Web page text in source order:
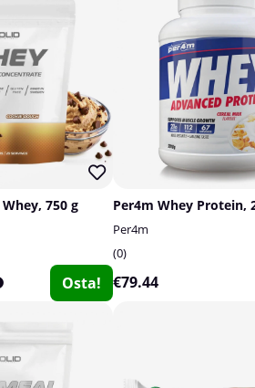
750 g
Osta!
Per4m Whey Protein,
Per4m
0
€79.44